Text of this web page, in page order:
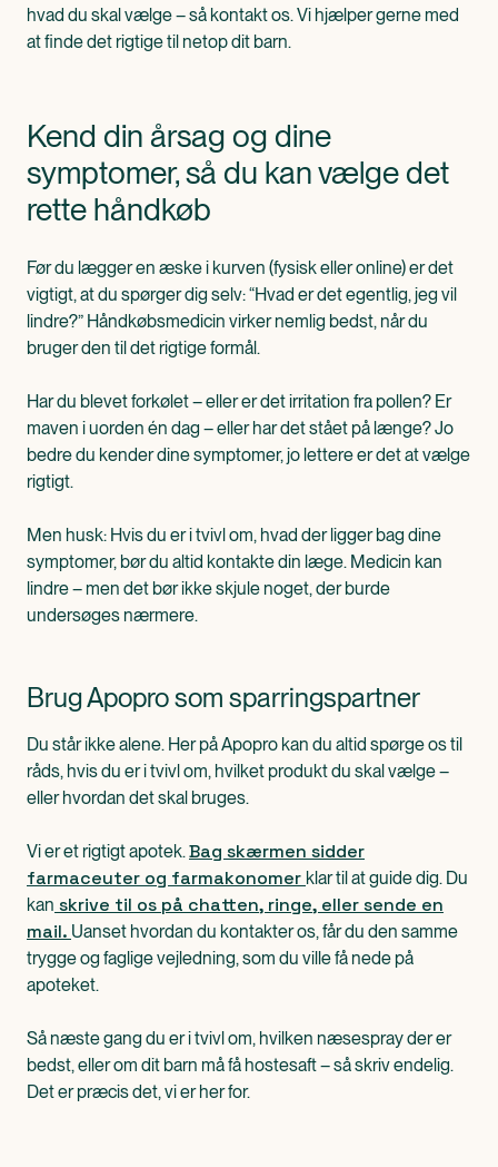
hvad du skal vælge – så kontakt os. Vi hjælper gerne med
at finde det rigtige til netop dit barn.
Kend din årsag og dine
symptomer, så du kan vælge det
rette håndkøb
Før du lægger en æske i kurven (fysisk eller online) er det
vigtigt, at du spørger dig selv: “Hvad er det egentlig, jeg vil
lindre?” Håndkøbsmedicin virker nemlig bedst, når du
bruger den til det rigtige formål.
Har du blevet forkølet – eller er det irritation fra pollen? Er
maven i uorden én dag – eller har det stået på længe? Jo
bedre du kender dine symptomer, jo lettere er det at vælge
rigtigt.
Men husk: Hvis du er i tvivl om, hvad der ligger bag dine
symptomer, bør du altid kontakte din læge. Medicin kan
lindre – men det bør ikke skjule noget, der burde
undersøges nærmere.
Brug Apopro som sparringspartner
Du står ikke alene. Her på Apopro kan du altid spørge os til
råds, hvis du er i tvivl om, hvilket produkt du skal vælge –
eller hvordan det skal bruges.
Vi er et rigtigt apotek.Bag skærmen sidder
farmaceuter og farmakonomer klar til at guide dig. Du
kan skrive til os på chatten, ringe, eller sende en
mail. Uanset hvordan du kontakter os, får du den samme
trygge og faglige vejledning, som du ville få nede på
apoteket.
Så næste gang du er i tvivl om, hvilken næsespray der er
bedst, eller om dit barn må få hostesaft – så skriv endelig.
Det er præcis det, vi er her for.